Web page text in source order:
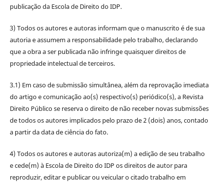
publicação da Escola de Direito do IDP.
3) Todos os autores e autoras informam que o manuscrito é de sua
autoria e assumem a responsabilidade pelo trabalho, declarando
que a obra a ser publicada não infringe quaisquer direitos de
propriedade intelectual de terceiros.
3.1) Em caso de submissão simultânea, além da reprovação imediata
do artigo e comunicação ao(s) respectivo(s) periódico(s), a Revista
Direito Público se reserva o direito de não receber novas submissões
de todos os autores implicados pelo prazo de 2 (dois) anos, contado
a partir da data de ciência do fato.
4) Todos os autores e autoras autoriza(m) a edição de seu trabalho
e cede(m) à Escola de Direito do IDP os direitos de autor para
reproduzir, editar e publicar ou veicular o citado trabalho em